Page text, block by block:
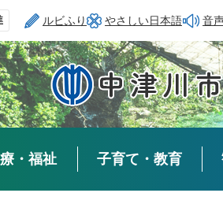
ルビふり やさしい日本語 音
・福祉 子育て・教育